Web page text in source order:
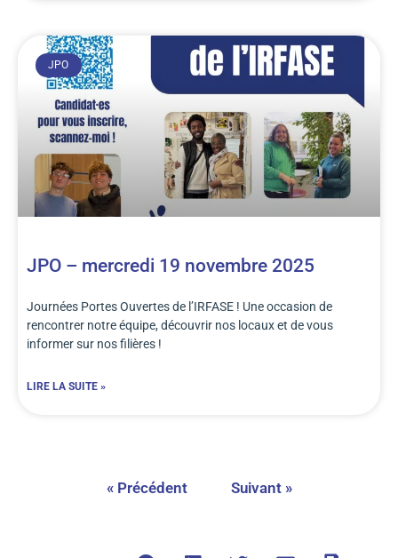
JPO
JPO – mercredi 19 novembre 2025
Journées Portes Ouvertes de l’IRFASE ! Une occasion de
rencontrer notre équipe, découvrir nos locaux et de vous
informer sur nos filières !
LIRE LA SUITE »
« Précédent Suivant »